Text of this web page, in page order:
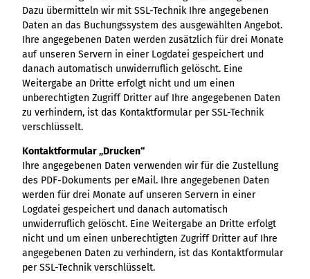
Dazu übermitteln wir mit SSL-Technik Ihre angegebenen
Daten an das Buchungssystem des ausgewählten Angebot.
Ihre angegebenen Daten werden zusätzlich für drei Monate
auf unseren Servern in einer Logdatei gespeichert und
danach automatisch unwiderruflich gelöscht. Eine
Weitergabe an Dritte erfolgt nicht und um einen
unberechtigten Zugriff Dritter auf Ihre angegebenen Daten
zu verhindern, ist das Kontaktformular per SSL-Technik
verschlüsselt.
Kontaktformular „Drucken“
Ihre angegebenen Daten verwenden wir für die Zustellung
des PDF-Dokuments per eMail. Ihre angegebenen Daten
werden für drei Monate auf unseren Servern in einer
Logdatei gespeichert und danach automatisch
unwiderruflich gelöscht. Eine Weitergabe an Dritte erfolgt
nicht und um einen unberechtigten Zugriff Dritter auf Ihre
angegebenen Daten zu verhindern, ist das Kontaktformular
per SSL-Technik verschlüsselt.